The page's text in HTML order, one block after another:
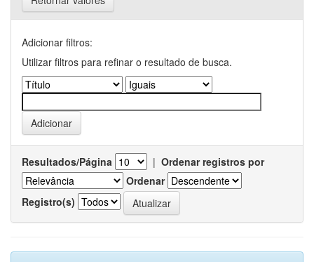
Adicionar filtros:
Utilizar filtros para refinar o resultado de busca.
Resultados/Página | Ordenar registros por
Ordenar
Registro(s)